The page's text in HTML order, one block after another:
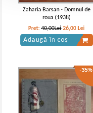
Zaharia Barsan - Domnul de
roua (1938)
Pret:40,00Lei 26,00 Lei
Adaugă în coș
-35%